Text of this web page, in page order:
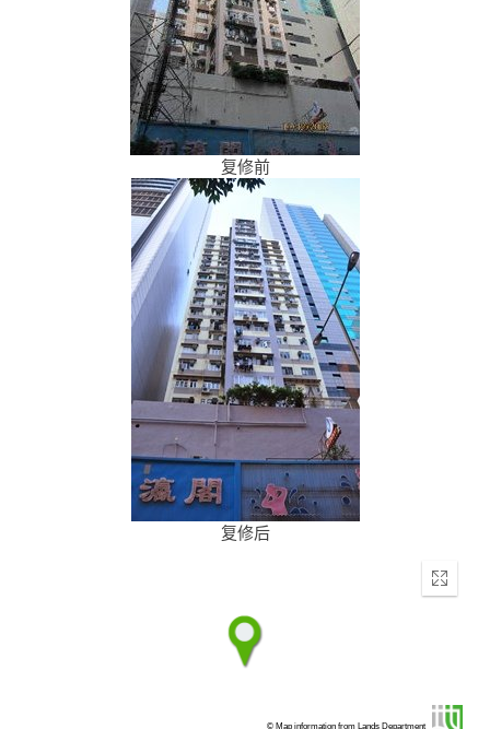
复修前
复修后
Enter
© Map information from Lands Department